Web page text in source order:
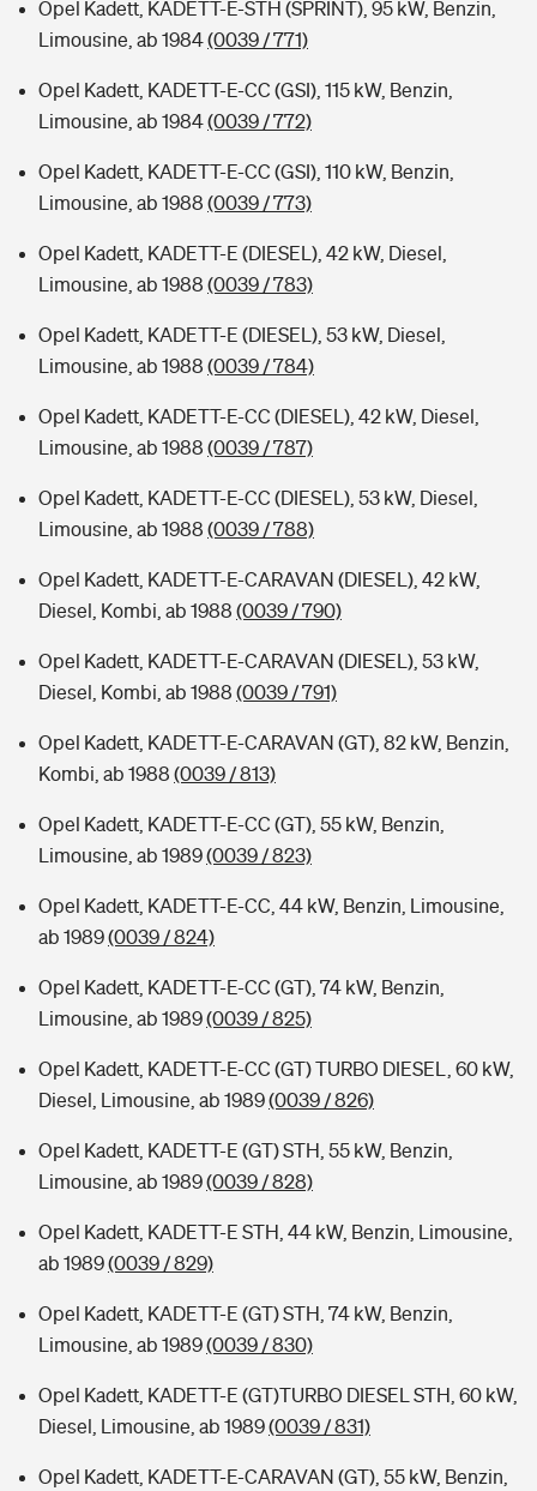
Opel Kadett, KADETT-E-STH (SPRINT), 95 kW, Benzin,
Limousine, ab 1984(0039 / 771)
Opel Kadett, KADETT-E-CC (GSI), 115 kW, Benzin,
Limousine, ab 1984(0039 / 772)
Opel Kadett, KADETT-E-CC (GSI), 110 kW, Benzin,
Limousine, ab 1988 (0039 / 773)
Opel Kadett, KADETT-E (DIESEL), 42 kW, Diesel,
Limousine, ab 1988 (0039 / 783)
Opel Kadett, KADETT-E (DIESEL), 53 kW, Diesel,
Limousine, ab 1988 (0039 / 784)
Opel Kadett, KADETT-E-CC (DIESEL), 42 kW, Diesel,
Limousine, ab 1988 (0039 / 787)
Opel Kadett, KADETT-E-CC (DIESEL), 53 kW, Diesel,
Limousine, ab 1988 (0039 / 788)
Opel Kadett, KADETT-E-CARAVAN (DIESEL), 42 kW,
Diesel, Kombi, ab 1988 (0039 / 790)
Opel Kadett, KADETT-E-CARAVAN (DIESEL), 53 kW,
Diesel, Kombi, ab 1988 (0039 / 791)
Opel Kadett, KADETT-E-CARAVAN (GT), 82 kW, Benzin,
Kombi, ab 1988 (0039 / 813)
Opel Kadett, KADETT-E-CC (GT), 55 kW, Benzin,
Limousine, ab 1989(0039 / 823)
Opel Kadett, KADETT-E-CC, 44 kW, Benzin, Limousine,
ab 1989(0039 / 824)
Opel Kadett, KADETT-E-CC (GT), 74 kW, Benzin,
Limousine, ab 1989(0039 / 825)
Opel Kadett, KADETT-E-CC (GT) TURBO DIESEL, 60 kW,
Diesel, Limousine, ab 1989(0039 / 826)
Opel Kadett, KADETT-E (GT) STH, 55 kW, Benzin,
Limousine, ab 1989(0039 / 828)
Opel Kadett, KADETT-E STH, 44 kW, Benzin, Limousine,
ab 1989(0039 / 829)
Opel Kadett, KADETT-E (GT) STH, 74 kW, Benzin,
Limousine, ab 1989(0039 / 830)
Opel Kadett, KADETT-E (GT)TURBO DIESEL STH, 60 kW,
Diesel, Limousine, ab 1989(0039 / 831)
Opel Kadett, KADETT-E-CARAVAN (GT), 55 kW, Benzin,